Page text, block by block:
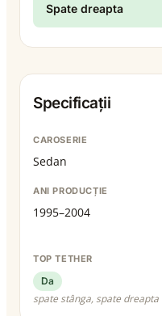
Spate dreapta
Specificații
CAROSERIE
Sedan
ANI PRODUCȚIE
1995–2004
TOP TETHER
Da
spate stânga, spate dreapta